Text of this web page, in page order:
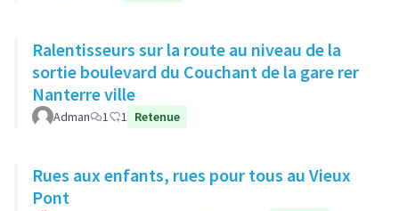
Ralentisseurs sur la route au niveau de la
sortie boulevard du Couchant de la gare rer
Nanterre ville
Adman 1 1 Retenue
Rues aux enfants, rues pour tous au Vieux
Pont